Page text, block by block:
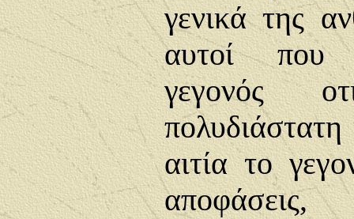
γενικά της
αυτοί που
γεγονός
αιτία το